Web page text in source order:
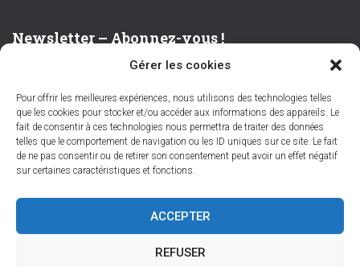
Gérer les cookies
Pour offrir les meilleures expériences, nous utilisons des technologies telles
que les cookies pour stocker et/ou accéder aux informations des appareils. Le
fait de consentir à ces technologies nous permettra de traiter des données
telles que le comportement de navigation ou les ID uniques sur ce site. Le fait
de ne pas consentir ou de retirer son consentement peut avoir un effet négatif
sur certaines caractéristiques et fonctions.
ACCEPTER
REFUSER
Newsletter – Abonnez-vous !
Prénom ou nom complet
Email